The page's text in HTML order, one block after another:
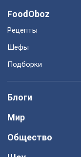
FoodOboz
Рецепты
Шефы
Подборки
Блоги
Мир
Общество